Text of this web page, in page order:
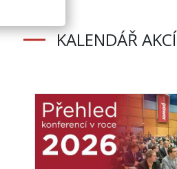
KALENDÁŘ AKCÍ